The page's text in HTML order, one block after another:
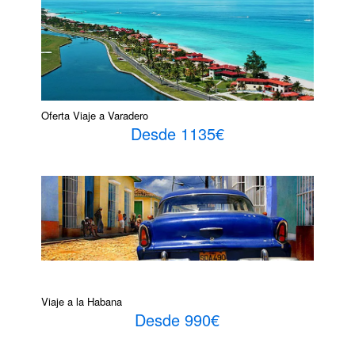
Oferta Viaje a Varadero
Desde 1135€
Viaje a la Habana
Desde 990€